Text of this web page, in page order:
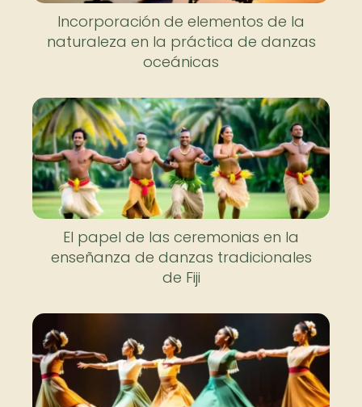
Incorporación de elementos de la
naturaleza en la práctica de danzas
oceánicas
El papel de las ceremonias en la
enseñanza de danzas tradicionales
de Fiji